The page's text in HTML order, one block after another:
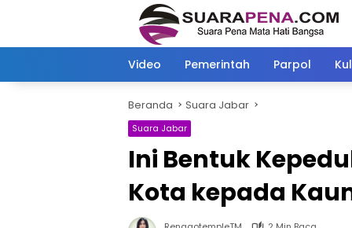
Video Pemerintah Parpol
Beranda Suara Jabar
Suara Jabar
Ini Bentuk
Kota kepada